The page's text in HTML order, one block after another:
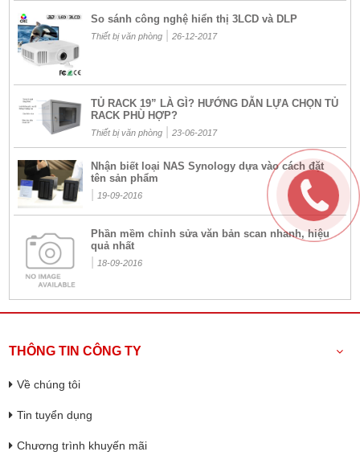
So sánh công nghệ hiển thị 3LCD và DLP
Thiết bị văn phòng| 26-12-2017
TỦ RACK 19” LÀ GÌ? HƯỚNG DẪN LỰA CHỌN TỦ
RACK PHÙ HỢP?
Thiết bị văn phòng| 23-06-2017
Nhận biết loại NAS Synology dựa vào cách đặt
tên sản phẩm
19-09-2016
Phần mềm chỉnh sửa văn bản scan nhanh, hiệu
quả nhất
18-09-2016
THÔNG TIN CÔNG TY
Về chúng tôi
Tin tuyển dụng
Chương trình khuyến mãi